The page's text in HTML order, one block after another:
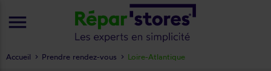
Accueil Prendre rendez-vous Loire-Atlantique
menu